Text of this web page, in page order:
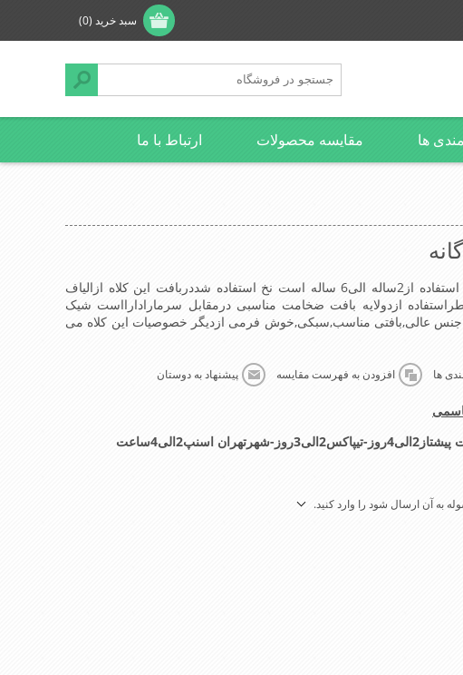
سبد خرید (0)
ها مقایسه محصولات ارتباط با ما
کلاه بافتنی بچه گانه قابل استفاده از2ساله الی6 ساله است نخ استفاده شددربافت این کلاه ازالیاف
ازدولایه بافت ضخامت مناسبی درمقابل سرمارادارااست شیک
عالی,بافتی مناسب,سبکی,خوش فرمی ازدیگر خصوصیات این کلاه می
ها افزودن به فهرست مقایسه پیشنهاد به دوستان
اسنپ2الی4ساعت
به آن ارسال شود را وارد کنید.